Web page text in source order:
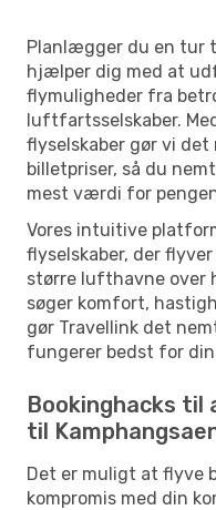
Planlægger du en tur
hjælper dig med at
flymuligheder fra
luftfartsselskaber.
flyselskaber gør vi
billetpriser, så du
mest værdi for
Vores intuitive
flyselskaber, der
større lufthavne over
søger komfort,
gør Travellink det
fungerer bedst for din
Bookinghacks
til
Det er muligt at flyve
kompromis med din